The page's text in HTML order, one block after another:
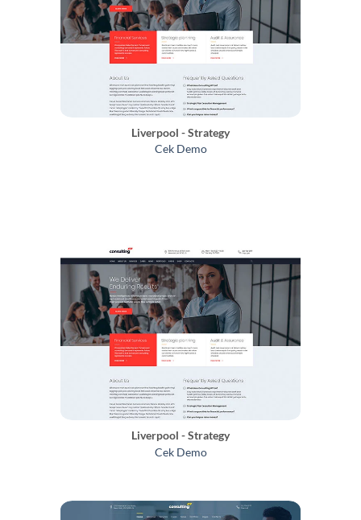
Liverpool - Strategy
Cek Demo
Liverpool - Strategy
Cek Demo